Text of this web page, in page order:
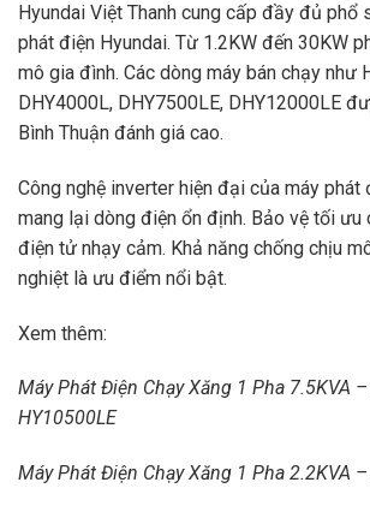
Hyundai Việt Thanh cung cấp đầy đủ phổ
phát điện Hyundai. Từ 1.2KW đến 30KW
mô gia đình. Các dòng máy bán chạy như
DHY4000L, DHY7500LE, DHY12000LE
Bình Thuận đánh giá cao.
Công nghệ inverter hiện đại của máy phát
mang lại dòng điện ổn định. Bảo vệ tối ưu
điện tử nhạy cảm. Khả năng chống chịu
nghiệt là ưu điểm nổi bật.
Xem thêm:
Máy Phát Điện Chạy Xăng 1 Pha 7.5KVA
HY10500LE
Máy Phát Điện Chạy Xăng 1 Pha 2.2KVA